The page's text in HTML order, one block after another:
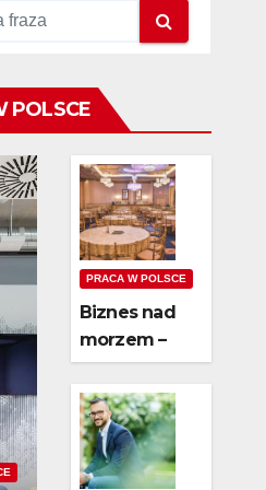
POLSCE
PRACA W POLSCE
Biznes nad
morzem –
czy wynajem
domków jest
opłacalny?